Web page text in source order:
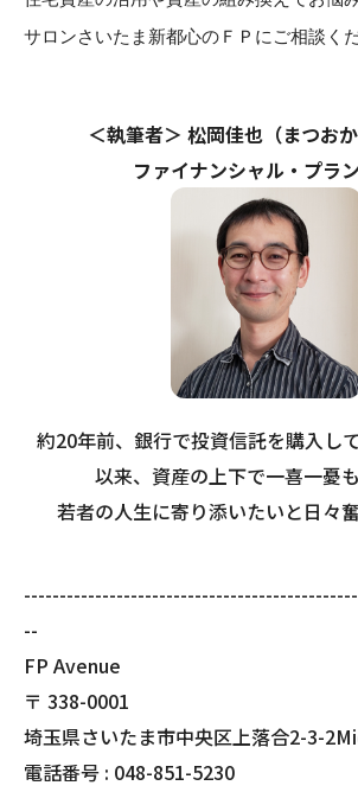
サロンさいたま新都心のＦＰにご相談くだ
＜執筆者＞ 松岡佳也（まつおか
ファイナンシャル・プラ
約20年前、銀行で投資信託を購入し
以来、資産の上下で一喜一憂も
若者の人生に寄り添いたいと日々
--
FP Avenue
〒 338-0001
埼玉県さいたま市中央区上落合2-3-
電話番号 : 048-851-5230